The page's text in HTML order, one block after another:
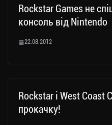
Rockstar Games не
консоль від Nintendo
22.08.2012
Rockstar і West Coast
прокачку!